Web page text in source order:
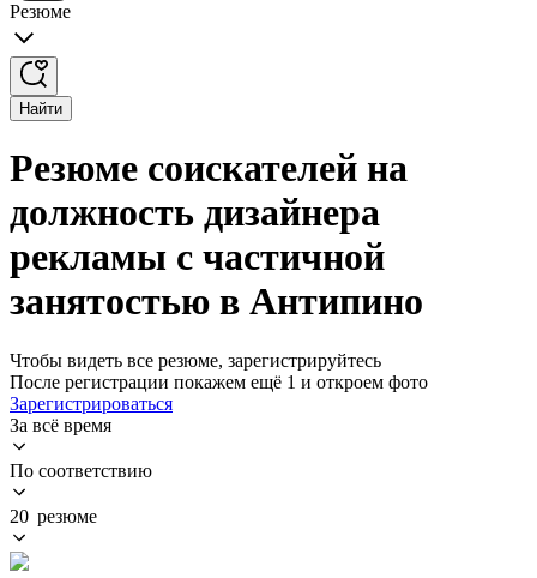
Резюме
Найти
Резюме соискателей на
должность дизайнера
рекламы с частичной
занятостью в Антипино
Чтобы видеть все резюме, зарегистрируйтесь
После регистрации покажем ещё 1 и откроем фото
Зарегистрироваться
За всё время
По соответствию
20 резюме